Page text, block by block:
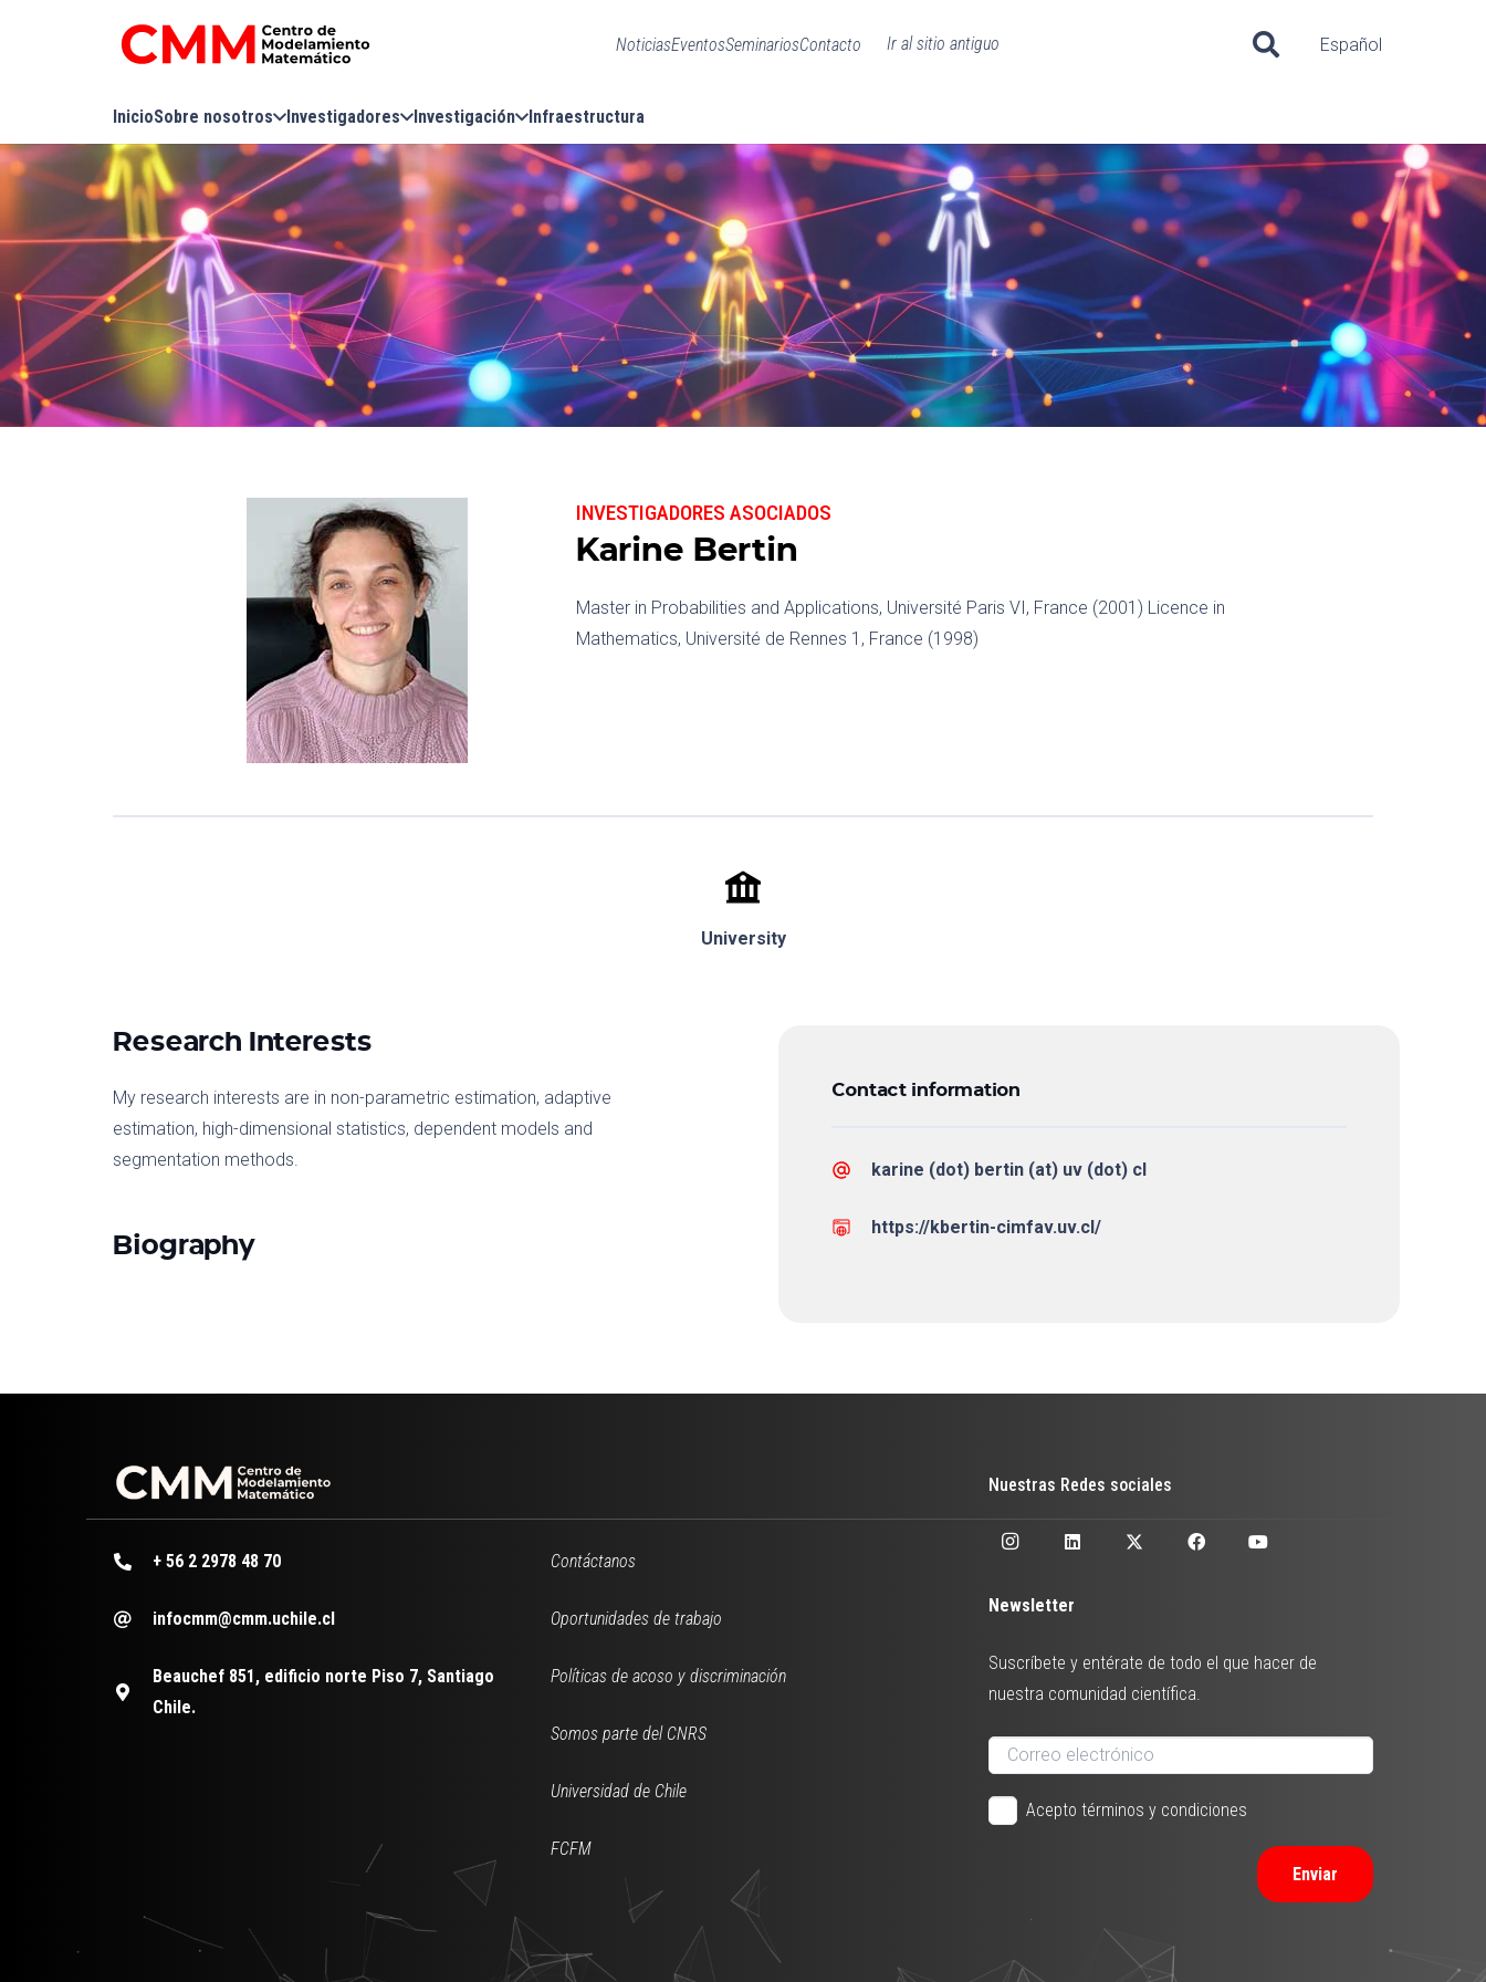
NoticiasEventosSeminariosContacto Ir al sitio antiguo Español
InicioSobre nosotros Investigadores Investigación Infraestructura
INVESTIGADORES ASOCIADOS
Karine Bertin
Master in Probabilities and Applications, Université Paris VI, France (2001) Licence in
Mathematics, Université de Rennes 1, France (1998)
University
Research Interests
My research interests are in non-parametric estimation, adaptive
estimation, high-dimensional statistics, dependent models and
segmentation methods.
Biography
Contact information
karine (dot) bertin (at) uv (dot) cl
https://kbertin-cimfav.uv.cl/
Nuestras Redes sociales
+ 56 2 2978 48 70
infocmm@cmm.uchile.cl
Beauchef 851, edificio norte Piso 7, Santiago
Chile.
Contáctanos
Oportunidades de trabajo
Políticas de acoso y discriminación
Somos parte del CNRS
Universidad de Chile
FCFM
Newsletter
Suscríbete y entérate de todo el que hacer de
nuestra comunidad científica.
Acepto términos y condiciones
Enviar